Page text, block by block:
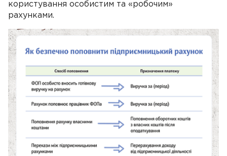
користування особистим та «робочим»
рахунками.